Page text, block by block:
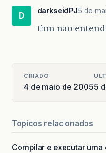
D darkseidPJ5 de
tbm nao
CRIADO
4 de maio de 20055
Topicos relacionados
Compilar e executar